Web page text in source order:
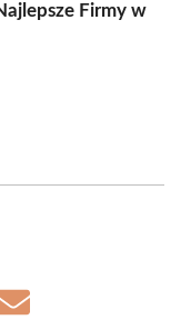
Firmy w
Share